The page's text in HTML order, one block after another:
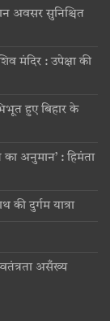
अवसर सुनिश्चित
मंदिर : उपेक्षा की
हुए बिहार के
अनुमान’ : हिमंता
की दुर्गम यात्रा
असँख्य